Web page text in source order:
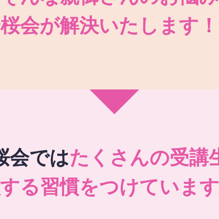
会が解決いたします！
会ではたくさんの受講
る習慣をつけています